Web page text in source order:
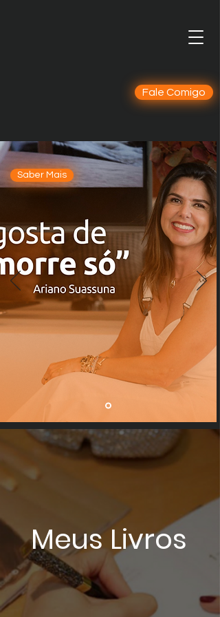
Fale Comigo
Saber Mais
Meus Livros